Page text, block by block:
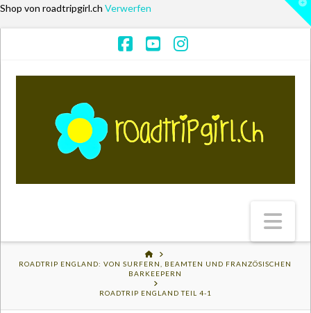
Shop von roadtripgirl.ch Verwerfen
HOME
ROADTRIP ENGLAND: VON SURFERN, BEAMTEN UND FRANZÖSISCHEN
BARKEEPERN
ROADTRIP ENGLAND TEIL 4-1